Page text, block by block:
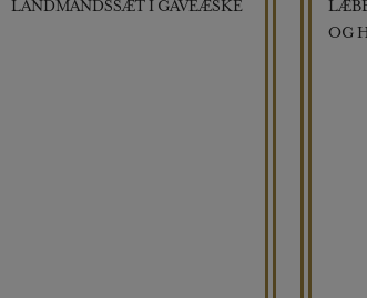
LANDMANDSSÆT I GAVEÆSKE
OG